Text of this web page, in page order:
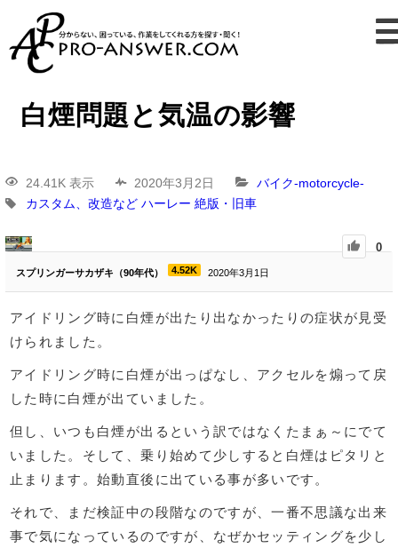
白煙問題と気温の影響
24.41K 表示 2020年3月2日
バイク-motorcycle-
カスタム、改造など ハーレー 絶版・旧車
0
スプリンガーサカザキ（90年代） 4.52K 2020年3月1日
アイドリング時に白煙が出たり出なかったりの症状が見受
けられました。
アイドリング時に白煙が出っぱなし、アクセルを煽って戻
した時に白煙が出ていました。
但し、いつも白煙が出るという訳ではなくたまぁ～にでて
いました。そして、乗り始めて少しすると白煙はピタリと
止まります。始動直後に出ている事が多いです。
それで、まだ検証中の段階なのですが、一番不思議な出来
事で気になっているのですが、なぜかセッティングを少し